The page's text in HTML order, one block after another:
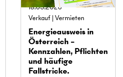
18.03.2026
Verkauf Vermieten
Energie­ausweis in
Österreich –
Kennzahlen, Pflichten
und häufige
Fallstricke.